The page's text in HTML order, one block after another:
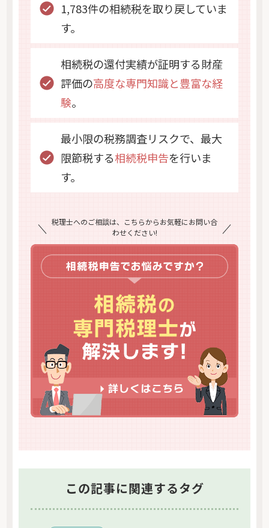
1,783件の相続税を取り戻していま
す。
相続税の還付実績が証明する財産
評価の高度な専門知識と豊富な経
験。
最小限の税務調査リスクで、最大
限節税する相続税申告を行いま
す。
税理士へのご相談は、こちらからお気軽にお問い合
わせください!
この記事に関連するタグ